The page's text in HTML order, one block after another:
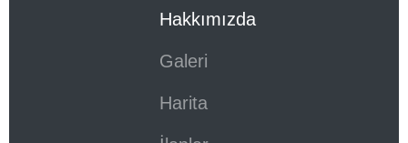
Hakkımızda
Galeri
Harita